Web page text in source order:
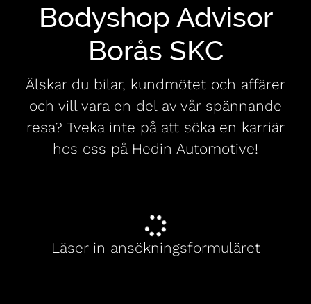
Bodyshop Advisor
Borås SKC
Älskar du bilar, kundmötet och affärer
och vill vara en del av vår spännande
resa? Tveka inte på att söka en karriär
hos oss på Hedin Automotive!
Läser in ansökningsformuläret